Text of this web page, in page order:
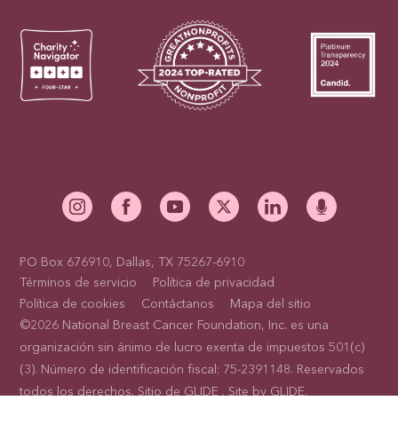
PO Box 676910, Dallas, TX 75267-6910
Términos de servicio
Política de privacidad
Política de cookies
Contáctanos
Mapa del sitio
©2026 National Breast Cancer Foundation, Inc. es una
organización sin ánimo de lucro exenta de impuestos 501(c)
(3). Número de identificación fiscal: 75-2391148. Reservados
todos los derechos. Sitio de GLIDE . Site by GLIDE.